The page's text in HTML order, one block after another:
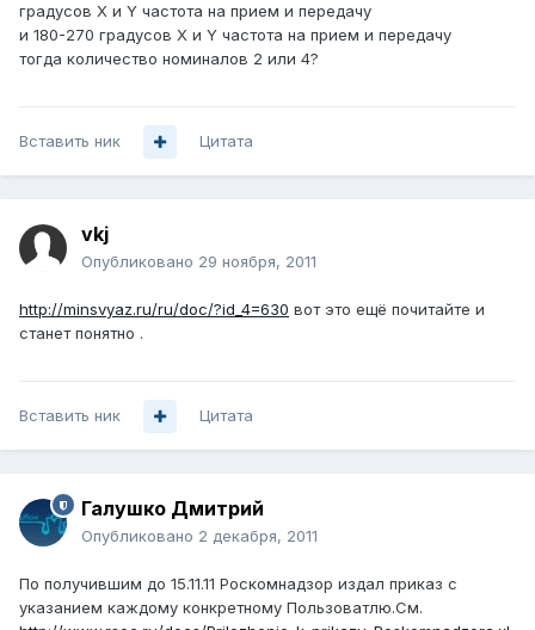
градусов X и Y частота на прием и передачу
и 180-270 градусов X и Y частота на прием и передачу
тогда количество номиналов 2 или 4?
Вставить ник Цитата
vkj
Опубликовано 29 ноября, 2011
http://minsvyaz.ru/ru/doc/?id_4=630 вот это ещё почитайте и
станет понятно .
Вставить ник Цитата
Галушко Дмитрий
Опубликовано 2 декабря, 2011
По получившим до 15.11.11 Роскомнадзор издал приказ с
указанием каждому конкретному Пользоватлю.См.